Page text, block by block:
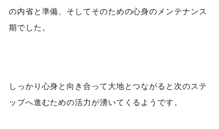
の内省と準備、そしてそのための心身のメンテナンス
期でした。
しっかり心身と向き合って大地とつながると次のステ
ップへ進むための活力が湧いてくるようです。